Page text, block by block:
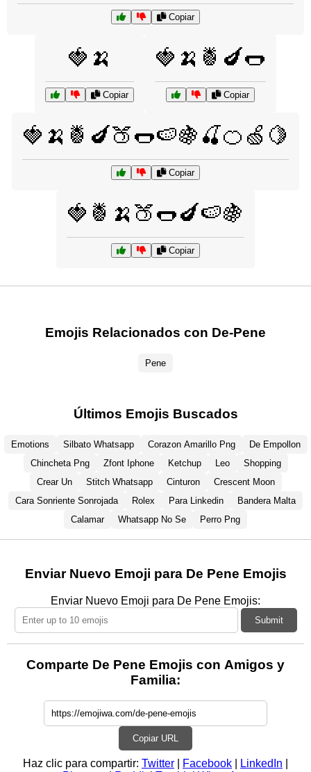
Copiar
🍓🍌
Copiar
🍓🍌🍍🍆🌭
Copiar
🍓🍌🍍🍆🍑🌭🍉🍇🍒🍊🍏🍋
Copiar
🍓🍍🍌🍑🌭🍆🍉🍇
Copiar
Emojis Relacionados con De-Pene
Pene
Últimos Emojis Buscados
Emotions Silbato Whatsapp Corazon Amarillo Png
De Empollon
Chincheta Png
Zfont Iphone Ketchup Leo
Shopping
Crear Un
Stitch Whatsapp Cinturon
Crescent Moon
Cara Sonriente Sonrojada
Rolex Para Linkedin
Bandera Malta
Calamar
Whatsapp No Se Perro Png
Enviar Nuevo Emoji para De Pene Emojis
Enviar Nuevo Emoji para De Pene Emojis:
Submit
Comparte De Pene Emojis con Amigos y
Familia:
Copiar URL
Haz clic para compartir: Twitter Facebook LinkedIn